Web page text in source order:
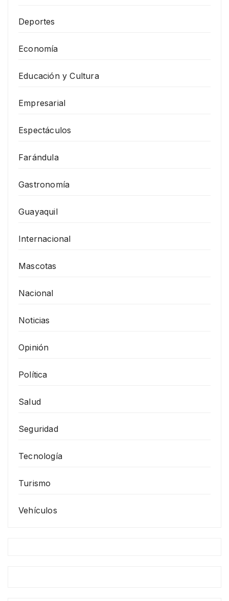
Deportes
Economía
Educación y Cultura
Empresarial
Espectáculos
Farándula
Gastronomía
Guayaquil
Internacional
Mascotas
Nacional
Noticias
Opinión
Política
Salud
Seguridad
Tecnología
Turismo
Vehículos